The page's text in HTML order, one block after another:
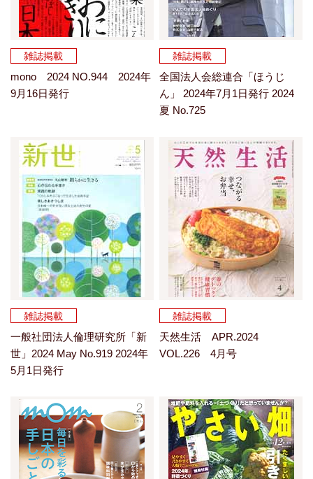
雑誌掲載
mono 2024 NO.944 2024年
9月16日発行
雑誌掲載
全国法人会総連合「ほうじ
ん」 2024年7月1日発行 2024
夏 No.725
雑誌掲載
一般社団法人倫理研究所「新
世」2024 May No.919 2024年
5月1日発行
雑誌掲載
天然生活 APR.2024
VOL.226 4月号